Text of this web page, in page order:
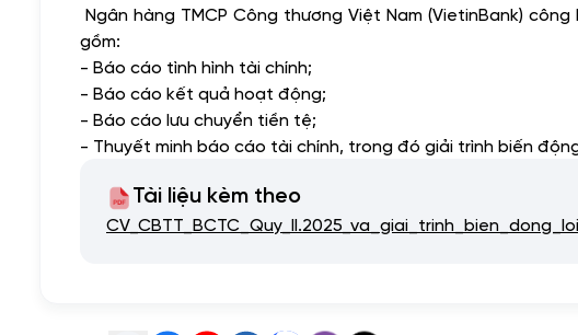
Ngân hàng TMCP Công thương Việt Nam (VietinBank)
gồm:
- Báo cáo tình hình tài chính;
- Báo cáo kết quả hoạt động;
- Báo cáo lưu chuyển tiền tệ;
- Thuyết minh báo cáo tài chính, trong đó giải trình biến
Tài liệu kèm theo